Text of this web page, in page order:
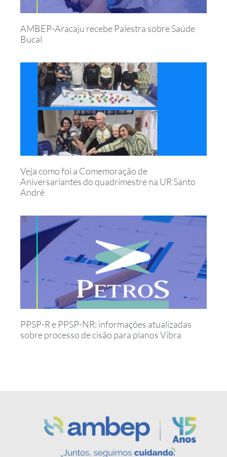
AMBEP-Aracaju recebe Palestra sobre Saúde
Bucal
Veja como foi a Comemoração de
Aniversariantes do quadrimestre na UR Santo
André
PPSP-R e PPSP-NR: informações atualizadas
sobre processo de cisão para planos Vibra